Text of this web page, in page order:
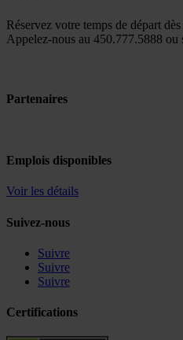
Réservez votre temps de départ
Appelez-nous au 450.777.5888 ou
Partenaires
Emplois disponibles
Voir les détails
Suivez-nous
Suivre
Suivre
Suivre
Certifications